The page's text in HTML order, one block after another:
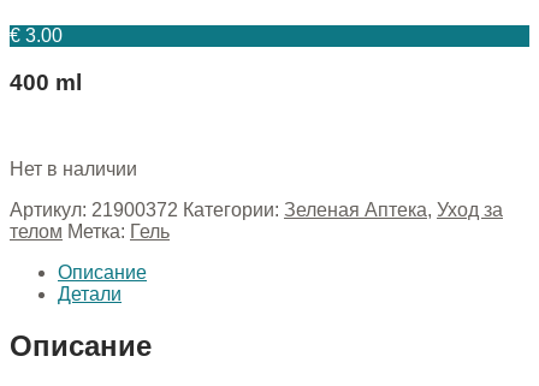
€ 3.00
400 ml
Нет в наличии
Артикул: 21900372 Категории: Зеленая Аптека, Уход за
телом Метка: Гель
Описание
Детали
Описание